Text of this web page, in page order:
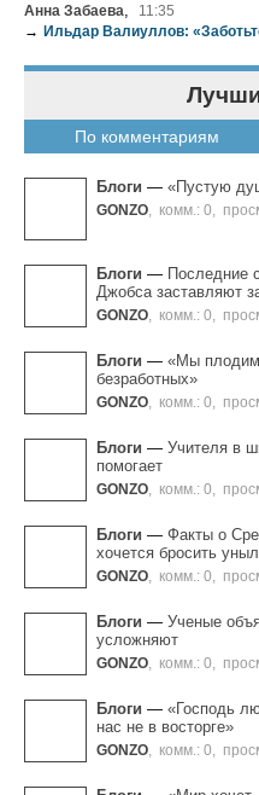
Анна Забаева,
11:35
→ Ильдар Валиуллов:
По комментариям
Блоги — «Пустую
GONZO комм.: 0
Блоги — Последние
Джобса заставляют
GONZO комм.: 0
Блоги — «Мы плодим
безработных»
GONZO комм.: 0
Блоги — Учителя в
помогает
GONZO комм.: 0
Блоги — Факты о
хочется бросить
GONZO комм.: 0
Блоги — Ученые
усложняют
GONZO комм.: 0
Блоги — «Господь
нас не в восторге»
GONZO комм.: 0